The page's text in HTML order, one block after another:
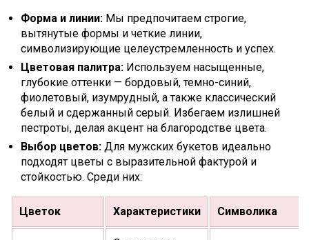
Форма и линии: Мы предпочитаем строгие,
вытянутые формы и четкие линии,
символизирующие целеустремленность и успех.
Цветовая палитра: Используем насыщенные,
глубокие оттенки — бордовый, темно-синий,
фиолетовый, изумрудный, а также классический
белый и сдержанный серый. Избегаем излишней
пестроты, делая акцент на благородстве цвета.
Выбор цветов: Для мужских букетов идеально
подходят цветы с выразительной фактурой и
стойкостью. Среди них:
Цветок Характеристики Символика